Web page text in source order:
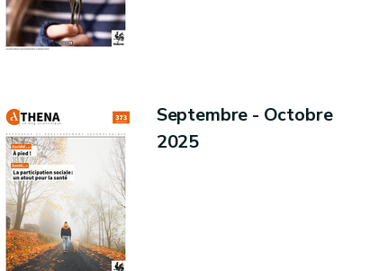
Septembre - Octobre
2025